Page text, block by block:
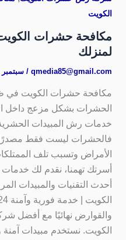
الكويت
مكافحة حشرات
لمنزلك
qmedia85@gmail.com
/ سبتمبر 23, 2025
مكافحة حشرات الكويت في ظل
الحشرات بشكل مزعج داخل
خدمات رش المبيدات
فالحشرات ليست فقط مصدرًا
الأمراض وتسبب تلف
أسرتك تهمنا، نقدم لك
أحدث التقنيات والمبيدات
والقوارض نهائيًا مع أفضل
الكويت. نستخدم مبيدات